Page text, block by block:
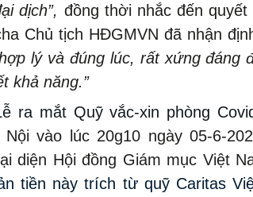
dịch”, đồng thời nhắc đến quyết
Chủ tịch HĐGMVN đã nhận
lý và đúng lúc, rất xứng đáng
khả năng.”
ra mắt Quỹ vắc-xin phòng
vào lúc 20g10 ngày 05-6-
diện Hội đồng Giám mục Việt
tiền này trích từ quỹ Caritas